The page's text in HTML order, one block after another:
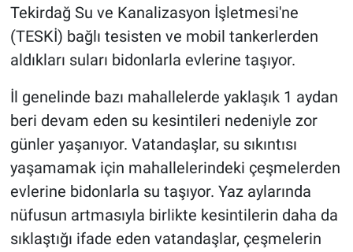
Tekirdağ Su ve Kanalizasyon İşletmesi'ne
(TESKİ) bağlı tesisten ve mobil tankerlerden
aldıkları suları bidonlarla evlerine taşıyor.
İl genelinde bazı mahallelerde yaklaşık 1 aydan
beri devam eden su kesintileri nedeniyle zor
günler yaşanıyor. Vatandaşlar, su sıkıntısı
yaşamamak için mahallelerindeki çeşmelerden
evlerine bidonlarla su taşıyor. Yaz aylarında
nüfusun artmasıyla birlikte kesintilerin daha da
sıklaştığı ifade eden vatandaşlar, çeşmelerin